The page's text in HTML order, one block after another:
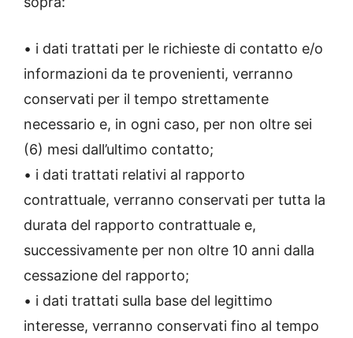
• i dati trattati per le richieste di contatto e/o
informazioni da te provenienti, verranno
conservati per il tempo strettamente
necessario e, in ogni caso, per non oltre sei
(6) mesi dall’ultimo contatto;
• i dati trattati relativi al rapporto
contrattuale, verranno conservati per tutta la
durata del rapporto contrattuale e,
successivamente per non oltre 10 anni dalla
cessazione del rapporto;
• i dati trattati sulla base del legittimo
interesse, verranno conservati fino al tempo